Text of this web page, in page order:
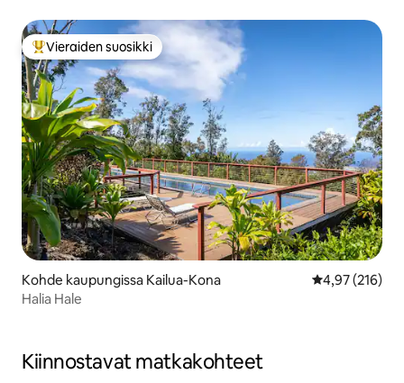
Vieraiden suosikkien parhaimmistoa
Vieraiden suosikki
Kohde kaupungissa Kailua-Kona
4,97 (216)
Halia Hale
Kiinnostavat matkakohteet